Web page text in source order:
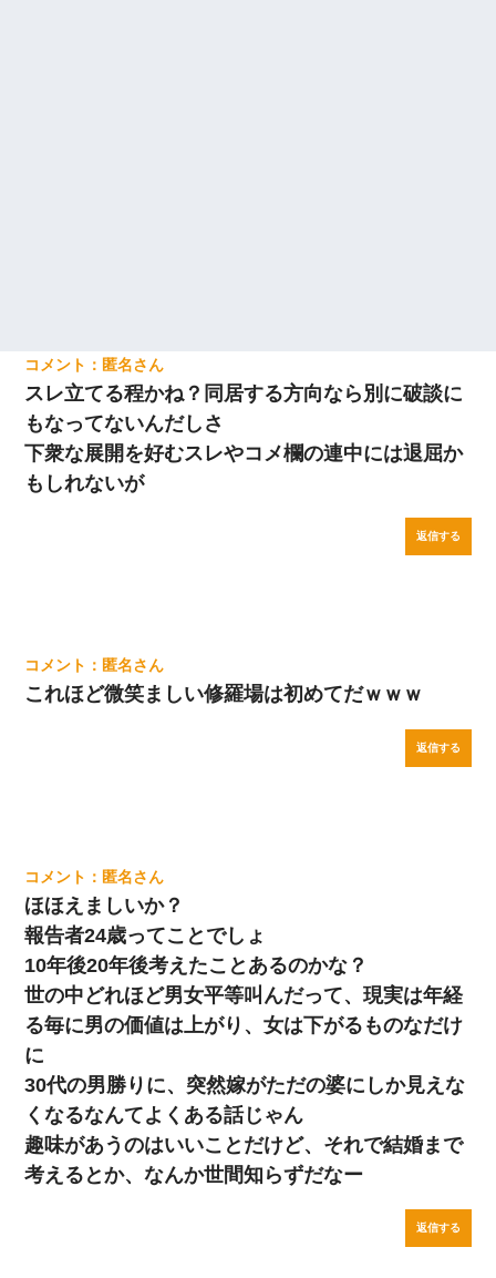
匿名
スレ立てる程かね？同居する方向なら別に破談に
もなってないんだしさ
下衆な展開を好むスレやコメ欄の連中には退屈か
もしれないが
返信する
匿名
これほど微笑ましい修羅場は初めてだｗｗｗ
返信する
匿名
ほほえましいか？
報告者24歳ってことでしょ
10年後20年後考えたことあるのかな？
世の中どれほど男女平等叫んだって、現実は年経
る毎に男の価値は上がり、女は下がるものなだけ
に
30代の男勝りに、突然嫁がただの婆にしか見えな
くなるなんてよくある話じゃん
趣味があうのはいいことだけど、それで結婚まで
考えるとか、なんか世間知らずだなー
返信する